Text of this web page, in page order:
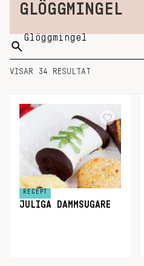
GLÖGGMINGEL
Sök
på:
VISAR 34 RESULTAT
RECEPT
JULIGA DAMMSUGARE